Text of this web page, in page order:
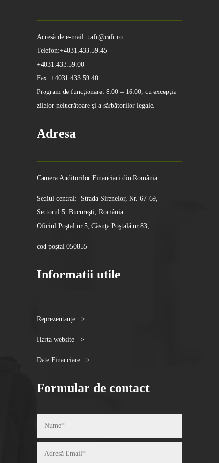
Adresă de e-mail: cafr@cafr.ro
Telefon:+4031.433.59.45
+4031.433.59.00
Fax: +4031.433.59.40
Program de funcționare: 8:00 – 16:00, cu excepţia
zilelor nelucrătoare şi a sărbătorilor legale.
Adresa
Camera Auditorilor Financiari din România
Sediul central: Strada Sirenelor, Nr. 67-69,
Sectorul 5, Bucureşti, România
Oficiul Poştal nr.5, Căsuţa Poştală nr.83,
cod poştal 050855
Informatii utile
Reprezentanțe >
Harta website >
Date Financiare >
Formular de contact